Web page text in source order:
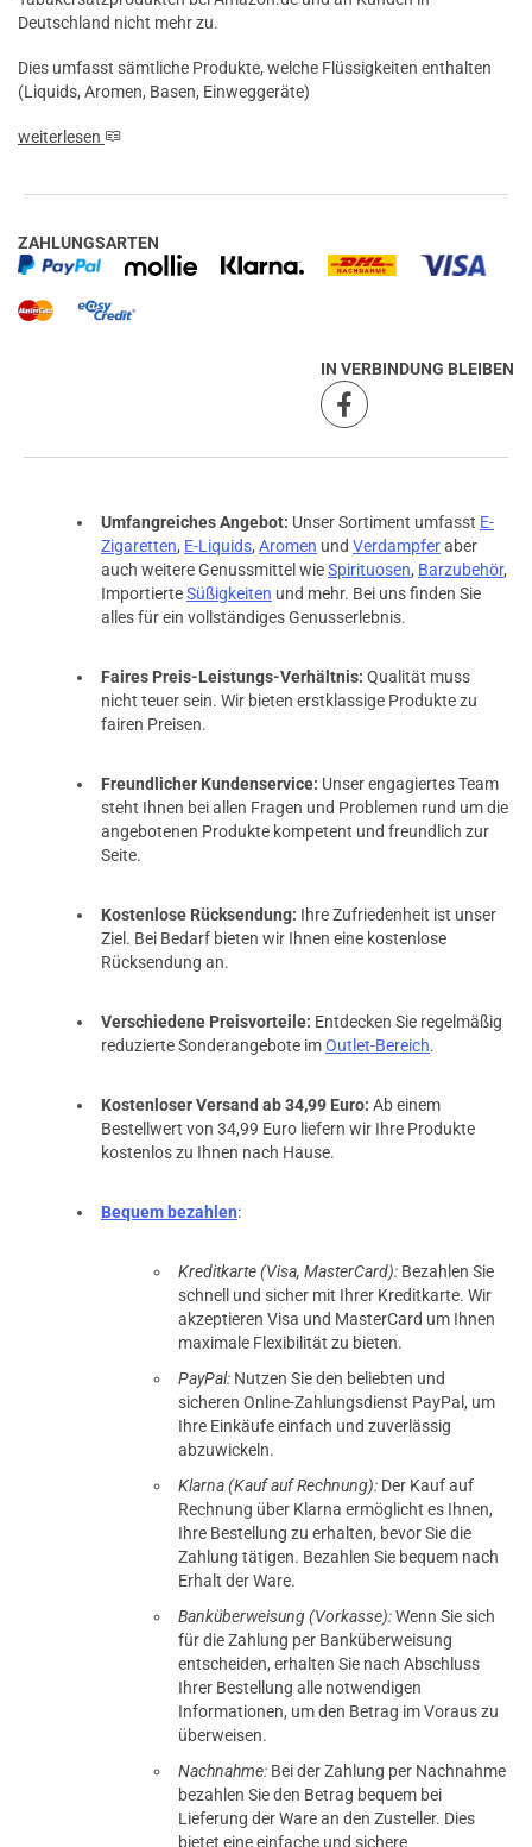
next
Deutschland nicht mehr zu.
Dies umfasst sämtliche Produkte, welche Flüssigkeiten enthalten
(Liquids, Aromen, Basen, Einweggeräte)
weiterlesen
ZAHLUNGSARTEN
IN VERBINDUNG BLEIBEN
Umfangreiches Angebot: Unser Sortiment umfasst E-
Zigaretten, E-Liquids, Aromen und Verdampferaber
auch weitere Genussmittel wieSpirituosen, Barzubehör,
ImportierteSüßigkeiten und mehr. Bei uns finden Sie
alles für ein vollständiges Genusserlebnis.
Faires Preis-Leistungs-Verhältnis: Qualität muss
nicht teuer sein. Wir bieten erstklassige Produkte zu
fairen Preisen.
Freundlicher Kundenservice: Unser engagiertes Team
steht Ihnen bei allen Fragen und Problemen rund um die
angebotenen Produkte kompetent und freundlich zur
Seite.
Kostenlose Rücksendung: Ihre Zufriedenheit ist unser
Ziel. Bei Bedarf bieten wir Ihnen eine kostenlose
Rücksendung an.
Verschiedene Preisvorteile: Entdecken Sie regelmäßig
reduzierte Sonderangebote imOutlet-Bereich.
Kostenloser Versand ab 34,99 Euro: Ab einem
Bestellwert von 34,99 Euro liefern wir Ihre Produkte
kostenlos zu Ihnen nach Hause.
Bequem bezahlen:
Kreditkarte (Visa, MasterCard): Bezahlen Sie
schnell und sicher mit Ihrer Kreditkarte. Wir
akzeptieren Visa und MasterCard um Ihnen
maximale Flexibilität zu bieten.
PayPal: Nutzen Sie den beliebten und
sicheren Online-Zahlungsdienst PayPal, um
Ihre Einkäufe einfach und zuverlässig
abzuwickeln.
Klarna (Kauf auf Rechnung): Der Kauf auf
Rechnung über Klarna ermöglicht es Ihnen,
Ihre Bestellung zu erhalten, bevor Sie die
Zahlung tätigen. Bezahlen Sie bequem nach
Erhalt der Ware.
Banküberweisung (Vorkasse):Wenn Sie sich
für die Zahlung per Banküberweisung
entscheiden, erhalten Sie nach Abschluss
Ihrer Bestellung alle notwendigen
Informationen, um den Betrag im Voraus zu
überweisen.
Nachnahme: Bei der Zahlung per Nachnahme
bezahlen Sie den Betrag bequem bei
Lieferung der Ware an den Zusteller. Dies
bietet eine einfache und sichere